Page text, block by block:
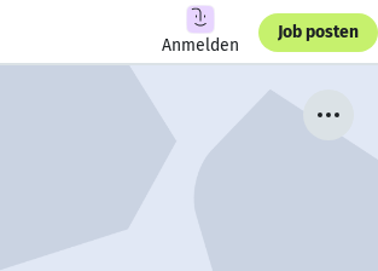
Anmelden
Job posten